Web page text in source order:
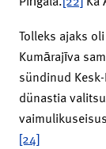
Tolleks ajaks
Kumārajīva
sündinud
dünastia
[24]